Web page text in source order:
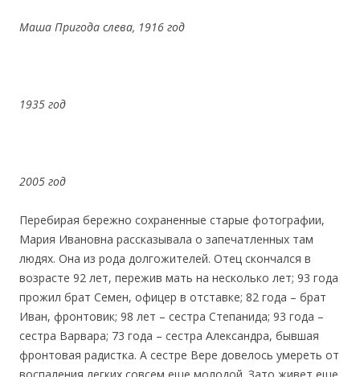
Маша Пригода слева, 1916 год
1935 год
2005 год
Перебирая бережно сохраненные старые фотографии,
Мария Ивановна рассказывала о запечатленных там
людях. Она из рода долгожителей. Отец скончался в
возрасте 92 лет, пережив мать на несколько лет; 93 года
прожил брат Семен, офицер в отставке; 82 года – брат
Иван, фронтовик; 98 лет – сестра Степанида; 93 года –
сестра Варвара; 73 года – сестра Александра, бывшая
фронтовая радистка. А сестре Вере довелось умереть от